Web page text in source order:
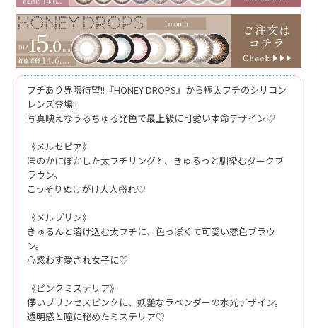
フチあり界隈待望!!『HONEY DROPS』から極太フチのシリコン
レンズ登場!!
写真映えなうるちゅる発色で最上級に可愛い本命デザイン♡
《メルセピア》
ほのかにぼかした太フチリングと、きゅるっと馴染むダークブ
ラウン。
こっそりぬけがけ大人盛れ♡
《メルプリン》
きゅるんと溶け込む太フチに、色っぽくて可愛い恋色ブラウ
ン。
心惑わす愛され女子に♡
《ピンクミステリア》
儚いプリンセスピンクに、妖艶なラベンダーの水光デザイン。
透明感と瞳に秘めたミステリア♡